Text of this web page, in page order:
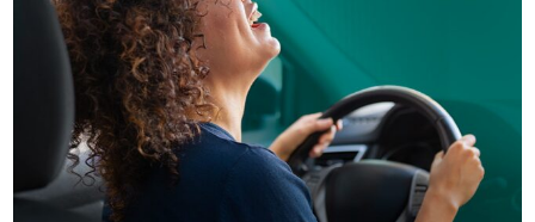
Segurança
Operação da Polícia Civil resulta na prisão de três
pessoas em Orleans